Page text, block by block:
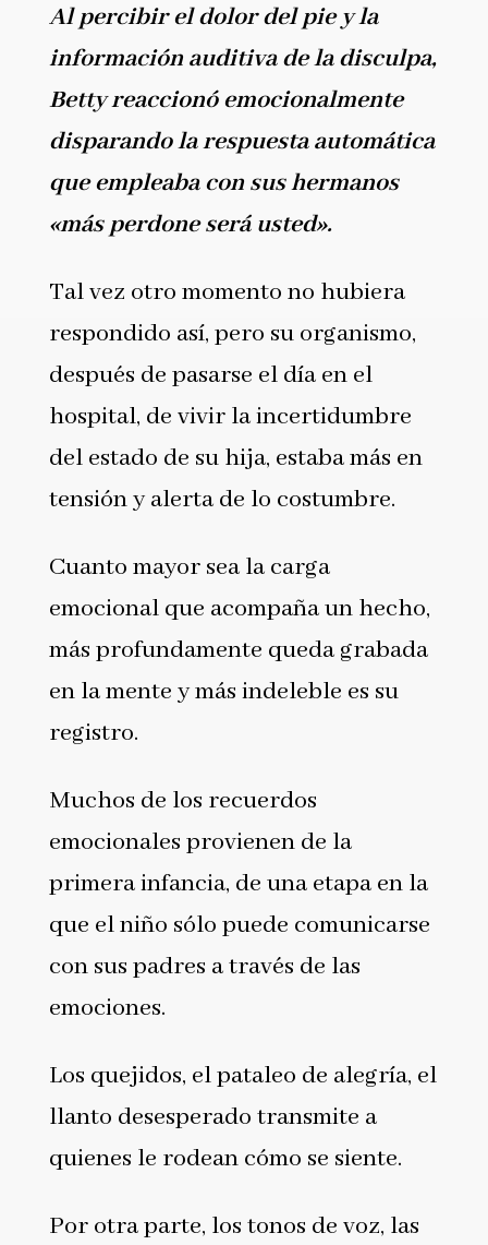
Al percibir el dolor del pie y la
información auditiva de la disculpa,
Betty reaccionó emocionalmente
disparando la respuesta automática
que empleaba con sus hermanos
«más perdone será usted».
Tal vez otro momento no hubiera
respondido así, pero su organismo,
después de pasarse el día en el
hospital, de vivir la incertidumbre
del estado de su hija, estaba más en
tensión y alerta de lo costumbre.
Cuanto mayor sea la carga
emocional que acompaña un hecho,
más profundamente queda grabada
en la mente y más indeleble es su
registro.
Muchos de los recuerdos
emocionales provienen de la
primera infancia, de una etapa en la
que el niño sólo puede comunicarse
con sus padres a través de las
emociones.
Los quejidos, el pataleo de alegría, el
llanto desesperado transmite a
quienes le rodean cómo se siente.
Por otra parte, los tonos de voz, las